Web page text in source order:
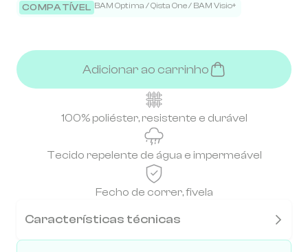
COMPATÍVEL BAM Optima / Qista One / BAM Visio+
Adicionar ao carrinho
100% poliéster, resistente e durável
Tecido repelente de água e impermeável
Fecho de correr, fivela
Características técnicas